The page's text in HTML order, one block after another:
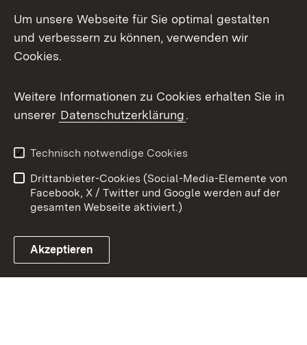
X / Twitter
Youtube
Link zum Landesportal
Kontakt
Datenschutz
Barrierefreiheit
Impressum
Cookies
Um unsere Webseite für Sie optimal gestalten
und verbessern zu können, verwenden wir
Cookies.
Weitere Informationen zu Cookies erhalten Sie in
unserer Datenschutzerklärung.
Technisch notwendige Cookies
Drittanbieter-Cookies (Social-Media-Elemente von
Facebook, X / Twitter und Google werden auf der
gesamten Webseite aktiviert.)
Akzeptieren